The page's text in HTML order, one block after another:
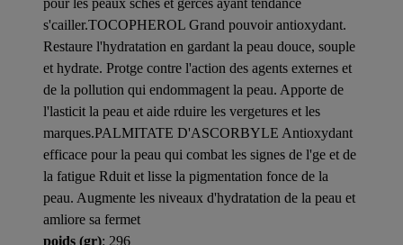
pour les peaux sches et gerces ayant tendance
s'cailler.TOCOPHEROL Grand pouvoir antioxydant.
Restaure l'hydratation en gardant la peau douce, souple
et hydrate. Protge contre l'action des agents externes et
de la pollution qui endommagent la peau. Apporte de
l'lasticit la peau et aide rduire les vergetures et les
marques.PALMITATE D'ASCORBYLE Antioxydant
efficace pour la peau qui combat les signes de l'ge et de
la fatigue Rduit et lisse la pigmentation fonce de la
peau. Augmente les niveaux d'hydratation de la peau et
amliore sa fermet
poids (gr): 296